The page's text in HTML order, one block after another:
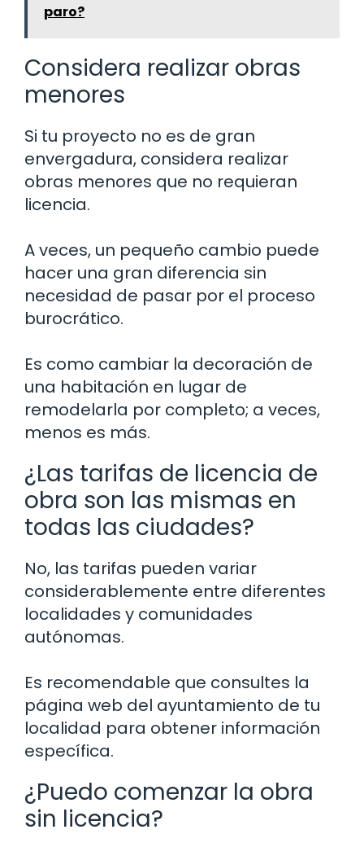
paro?
Considera realizar obras
menores
Si tu proyecto no es de gran
envergadura, considera realizar
obras menores que no requieran
licencia.
A veces, un pequeño cambio puede
hacer una gran diferencia sin
necesidad de pasar por el proceso
burocrático.
Es como cambiar la decoración de
una habitación en lugar de
remodelarla por completo; a veces,
menos es más.
¿Las tarifas de licencia de
obra son las mismas en
todas las ciudades?
No, las tarifas pueden variar
considerablemente entre diferentes
localidades y comunidades
autónomas.
Es recomendable que consultes la
página web del ayuntamiento de tu
localidad para obtener información
específica.
¿Puedo comenzar la obra
sin licencia?